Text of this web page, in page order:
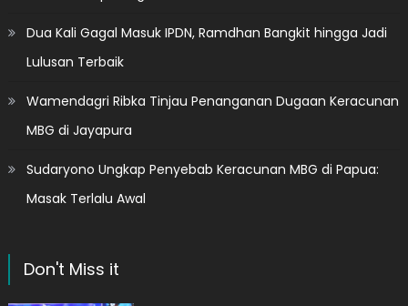
Dua Kali Gagal Masuk IPDN, Ramdhan Bangkit hingga Jadi
Lulusan Terbaik
Wamendagri Ribka Tinjau Penanganan Dugaan Keracunan
MBG di Jayapura
Sudaryono Ungkap Penyebab Keracunan MBG di Papua:
Masak Terlalu Awal
Don't Miss it